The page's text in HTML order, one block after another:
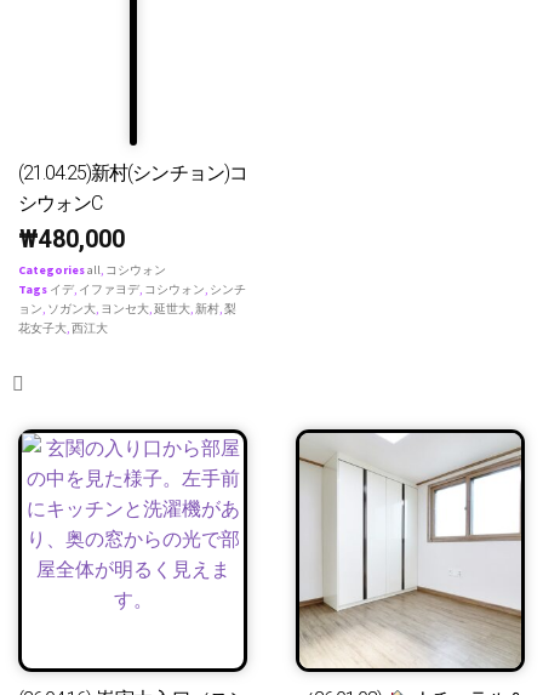
(21.04.25)新村(シンチョン)コ
シウォンC
₩480,000
Categoriesall, コシウォン
Tags イデ, イファヨデ, コシウォン, シンチ
ョン, ソガン大, ヨンセ大,延世大,新村,梨
花女子大,西江大